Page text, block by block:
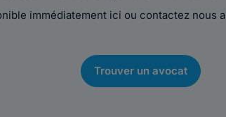
immédiatement ici ou contactez nous
Trouver un avocat